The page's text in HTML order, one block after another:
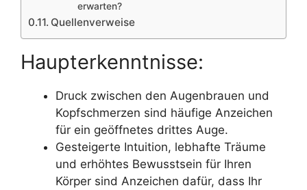
erwarten?
Quellenverweise
Haupterkenntnisse:
Druck zwischen den Augenbrauen und
Kopfschmerzen sind häufige Anzeichen
für ein geöffnetes drittes Auge.
Gesteigerte Intuition, lebhafte Träume
und erhöhtes Bewusstsein für Ihren
Körper sind Anzeichen dafür, dass Ihr